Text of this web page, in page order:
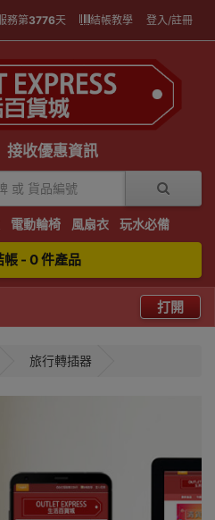
務第3776天 結帳教學 登入/註冊
接收優惠資訊
電動輪椅 風扇衣 玩水必備
帳 - 0 件產品
打開
旅行轉插器